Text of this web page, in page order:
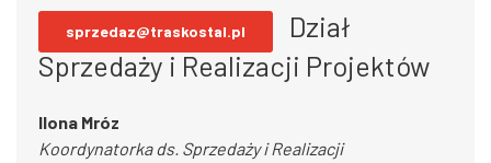
sprzedaz@traskostal.pl
Dział
Sprzedaży i Realizacji Projektów
Ilona Mróz
Koordynatorka ds. Sprzedaży i Realizacji